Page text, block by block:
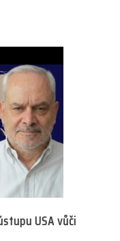
USA vůči